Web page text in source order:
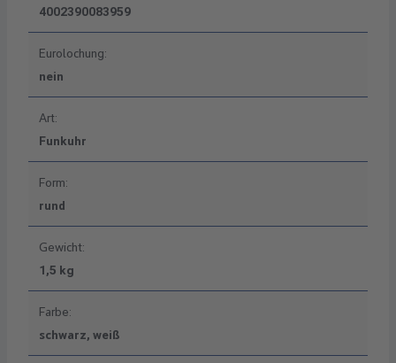
4002390083959
Eurolochung:
nein
Art:
Funkuhr
Form:
rund
Gewicht:
1,5 kg
Farbe:
schwarz, weiß